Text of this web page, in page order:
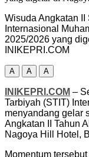
Wisuda Angkatan
Internasional
2025/2026 yang
INIKEPRI.COM
A A A
INIKEPRI.COM –
Tarbiyah (STIT)
menyandang gelar
Angkatan II Tahun
Nagoya Hill Hotel,
Momentum